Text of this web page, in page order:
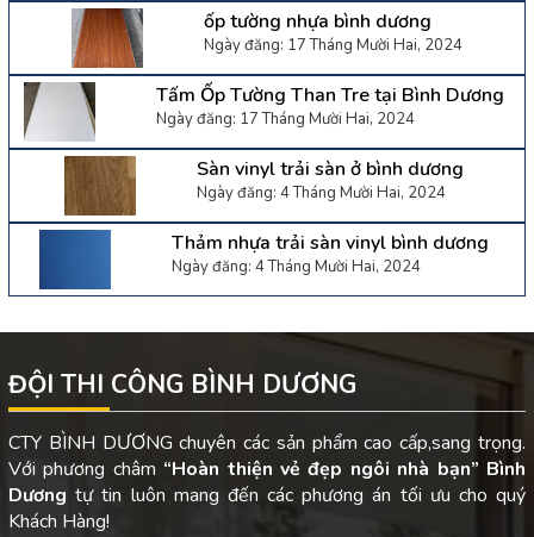
ốp tường nhựa bình dương
Ngày đăng: 17 Tháng Mười Hai, 2024
Tấm Ốp Tường Than Tre tại Bình Dương
Ngày đăng: 17 Tháng Mười Hai, 2024
Sàn vinyl trải sàn ở bình dương
Ngày đăng: 4 Tháng Mười Hai, 2024
Thảm nhựa trải sàn vinyl bình dương
Ngày đăng: 4 Tháng Mười Hai, 2024
ĐỘI THI CÔNG BÌNH DƯƠNG
CTY BÌNH DƯƠNG chuyên các sản phẩm cao cấp,sang trọng.
Với phương châm “Hoàn thiện vẻ đẹp ngôi nhà bạn” Bình
Dươngtự tin luôn mang đến các phương án tối ưu cho quý
Khách Hàng!